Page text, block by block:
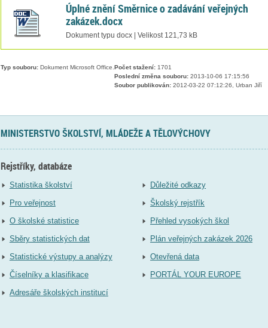
Úplné znění Směrnice o zadávání veřejných
zakázek.docx
Dokument typu docx | Velikost 121,73 kB
Typ souboru:Dokument Microsoft Office. Počet stažení:1701
Poslední změna souboru:2013-10-06 17:15:56
Soubor publikován:2012-03-22 07:12:26, Urban Jiří
MINISTERSTVO ŠKOLSTVÍ, MLÁDEŽE A TĚLOVÝCHOVY
Rejstříky, databáze
Statistika školství
Pro veřejnost
O školské statistice
Sběry statistických dat
Statistické výstupy a analýzy
Číselníky a klasifikace
Adresáře školských institucí
Důležité odkazy
Školský rejstřík
Přehled vysokých škol
Plán veřejných zakázek 2026
Otevřená data
PORTÁL YOUR EUROPE